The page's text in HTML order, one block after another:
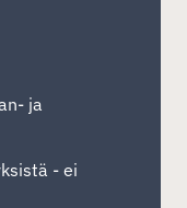
ja
- ei